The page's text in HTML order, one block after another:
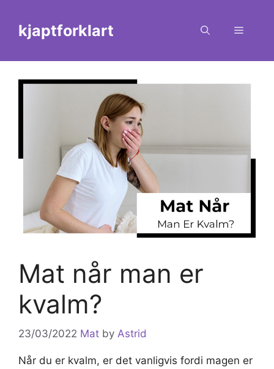
contentkjaptforklart Menu
Mat når man er
kvalm?
23/03/2022 Mat by Astrid
Når du er kvalm, er det vanligvis fordi magen er